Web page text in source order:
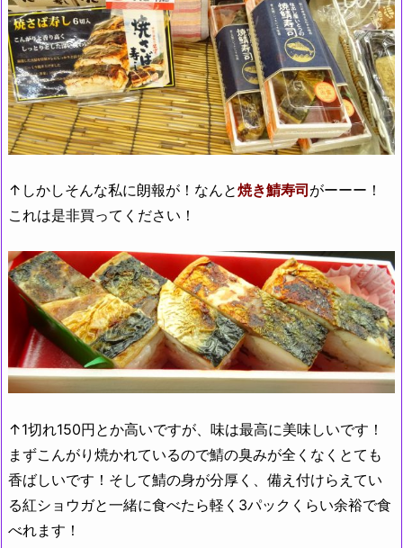
↑しかしそんな私に朗報が！なんと焼き鯖寿司 がーーー！
これは是非買ってください！
↑1切れ150円とか高いですが、味は最高に美味しいです！
まずこんがり焼かれているので鯖の臭みが全くなくとても
香ばしいです！そして鯖の身が分厚く、備え付けらえてい
る紅ショウガと一緒に食べたら軽く3パックくらい余裕で食
べれます！